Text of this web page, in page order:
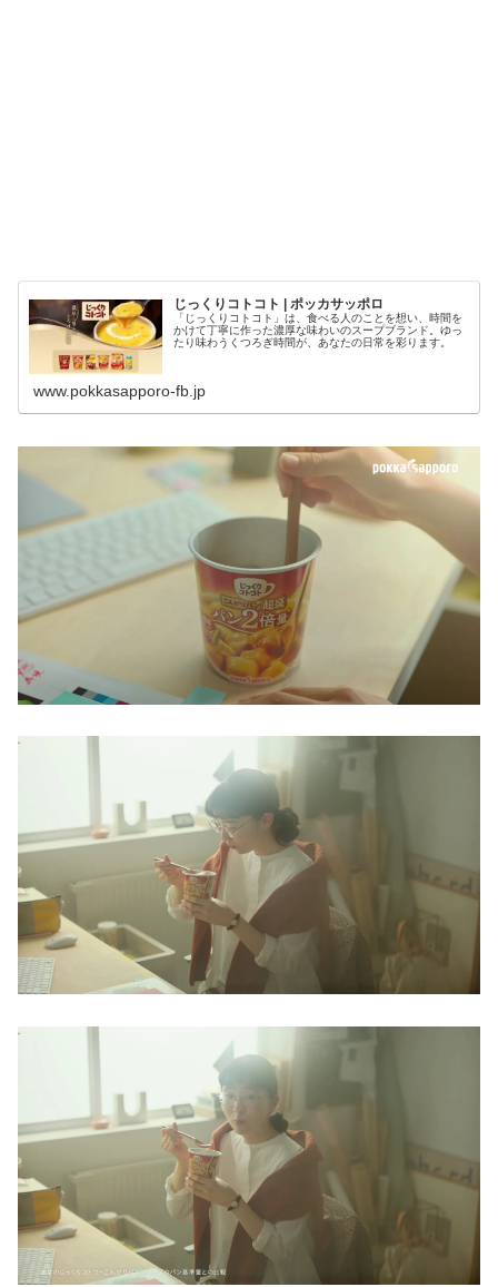
じっくりコトコト | ポッカサッポロ
「じっくりコトコト」は、食べる人のことを想い、時間を
かけて丁寧に作った濃厚な味わいのスープブランド。ゆっ
たり味わうくつろぎ時間が、あなたの日常を彩ります。
www.pokkasapporo-fb.jp